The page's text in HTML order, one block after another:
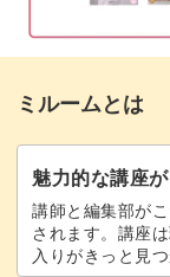
身につけましょ
おわりに
ミルームとは
魅力的な講座
講師と編集部が
されます。講座
入りがきっと見つ